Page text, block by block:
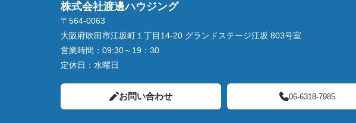
株式会社渡邊ハウジング
〒564-0063
大阪府吹田市江坂町１丁目14‐20 グランドステージ江坂 803号室
営業時間： 09:30～19：30
定休日： 水曜日
お問い合わせ 06-6318-7985